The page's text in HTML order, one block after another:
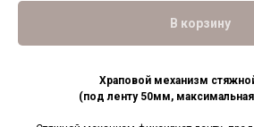
В корзину
Храповой механизм
(под ленту 50мм, максимальная